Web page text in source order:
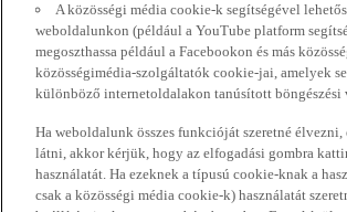
A közösségi média cookie-k segítségével
weboldalunkon (például a YouTube platform
megoszthassa például a Facebookon és más
közösségimédia-szolgáltatók cookie-jai, amelyek
különböző internetoldalakon tanúsított
Ha weboldalunk összes funkcióját szeretné
látni, akkor kérjük, hogy az elfogadási gombra
használatát. Ha ezeknek a típusú cookie-knak a
csak a közösségi média cookie-k) használatát